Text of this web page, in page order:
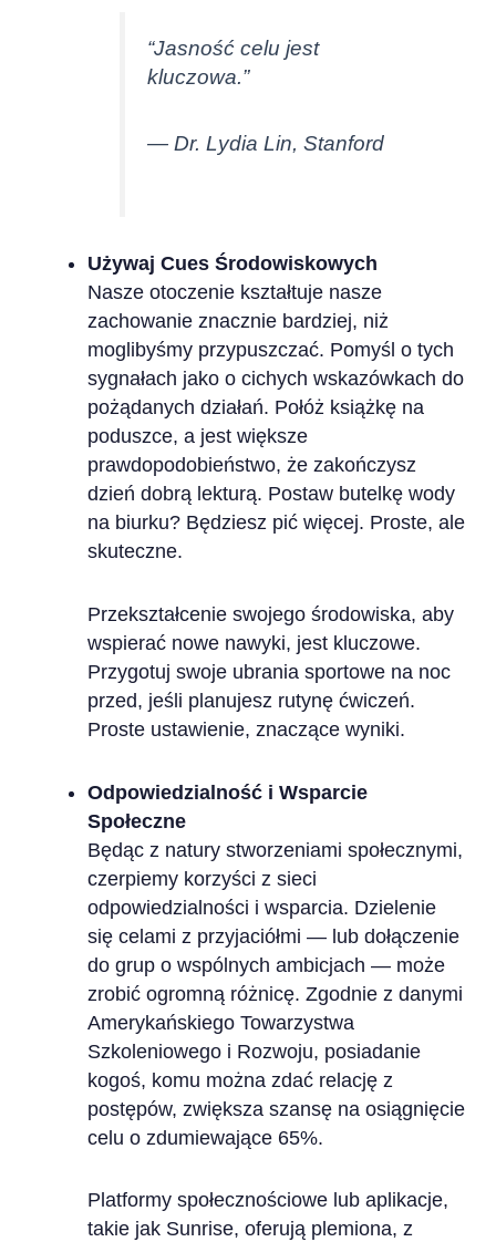
“Jasność celu jest
kluczowa.”
— Dr. Lydia Lin, Stanford
Używaj Cues Środowiskowych
Nasze otoczenie kształtuje nasze
zachowanie znacznie bardziej, niż
moglibyśmy przypuszczać. Pomyśl o tych
sygnałach jako o cichych wskazówkach do
pożądanych działań. Połóż książkę na
poduszce, a jest większe
prawdopodobieństwo, że zakończysz
dzień dobrą lekturą. Postaw butelkę wody
na biurku? Będziesz pić więcej. Proste, ale
skuteczne.
Przekształcenie swojego środowiska, aby
wspierać nowe nawyki, jest kluczowe.
Przygotuj swoje ubrania sportowe na noc
przed, jeśli planujesz rutynę ćwiczeń.
Proste ustawienie, znaczące wyniki.
Odpowiedzialność i Wsparcie
Społeczne
Będąc z natury stworzeniami społecznymi,
czerpiemy korzyści z sieci
odpowiedzialności i wsparcia. Dzielenie
się celami z przyjaciółmi — lub dołączenie
do grup o wspólnych ambicjach — może
zrobić ogromną różnicę. Zgodnie z danymi
Amerykańskiego Towarzystwa
Szkoleniowego i Rozwoju, posiadanie
kogoś, komu można zdać relację z
postępów, zwiększa szansę na osiągnięcie
celu o zdumiewające 65%.
Platformy społecznościowe lub aplikacje,
takie jak Sunrise, oferują plemiona, z